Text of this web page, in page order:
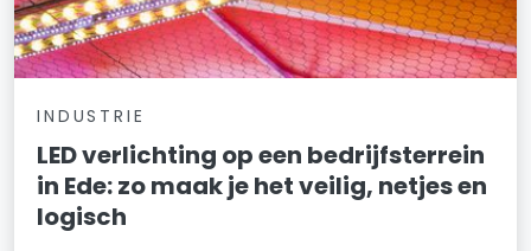
INDUSTRIE
LED verlichting op een bedrijfsterrein
in Ede: zo maak je het veilig, netjes en
logisch